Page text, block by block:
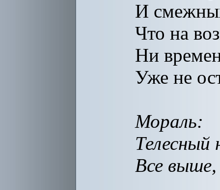
И
Что на
Ни
Уже не
Мораль:
Телесный
Все